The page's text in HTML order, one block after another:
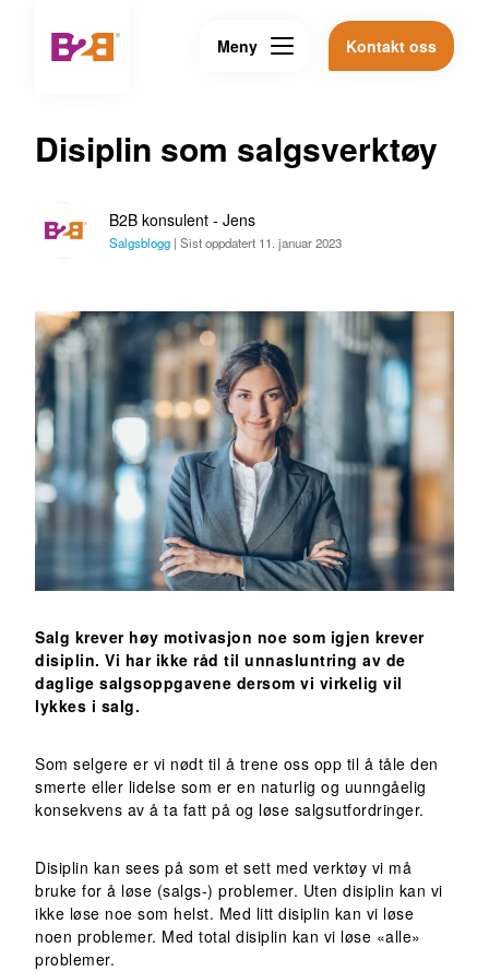
Meny Kontakt oss
Disiplin som salgsverktøy
B2B konsulent - Jens
Salgsblogg | Sist oppdatert 11. januar 2023
Salg krever høy motivasjon noe som igjen krever
disiplin. Vi har ikke råd til unnasluntring av de
daglige salgsoppgavene dersom vi virkelig vil
lykkes i salg.
Som selgere er vi nødt til å trene oss opp til å tåle den
smerte eller lidelse som er en naturlig og uunngåelig
konsekvens av å ta fatt på og løse salgsutfordringer.
Disiplin kan sees på som et sett med verktøy vi må
bruke for å løse (salgs-) problemer. Uten disiplin kan vi
ikke løse noe som helst. Med litt disiplin kan vi løse
noen problemer. Med total disiplin kan vi løse «alle»
problemer.